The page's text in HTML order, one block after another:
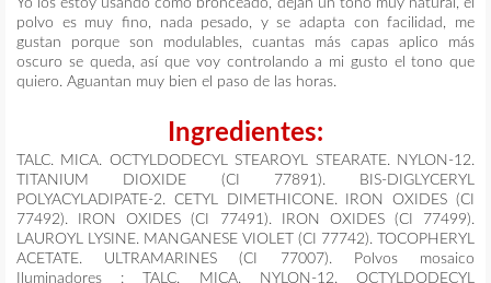
polvo es muy fino, nada pesado, y se adapta con facilidad, me
gustan porque son modulables, cuantas más capas aplico más
oscuro se queda, así que voy controlando a mi gusto el tono que
quiero. Aguantan muy bien el paso de las horas.
Ingredientes:
TALC. MICA. OCTYLDODECYL STEAROYL STEARATE. NYLON-12.
TITANIUM DIOXIDE (CI 77891). BIS-DIGLYCERYL
POLYACYLADIPATE-2. CETYL DIMETHICONE. IRON OXIDES (CI
77492). IRON OXIDES (CI 77491). IRON OXIDES (CI 77499).
LAUROYL LYSINE. MANGANESE VIOLET (CI 77742). TOCOPHERYL
ACETATE. ULTRAMARINES (CI 77007). Polvos mosaico
Iluminadores : TALC. MICA. NYLON-12. OCTYLDODECYL